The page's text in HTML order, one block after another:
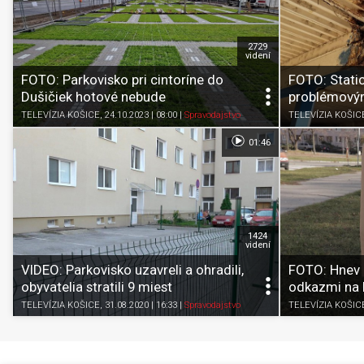
FOTO: Parkovisko pri cintoríne do
Dušičiek hotové nebude
TELEVÍZIA KOŠICE, 24.10.2023 | 08:00| Spravodajstvo
2729
videní
FOTO:
TELEVÍZIA
VIDEO: Parkovisko uzavreli a ohradili,
obyvatelia stratili 9 miest
TELEVÍZIA KOŠICE, 31.08.2020 | 16:33 | Spravodajstvo
1424
videní
01:46
FOTO:
odkazmi na
TELEVÍZIA